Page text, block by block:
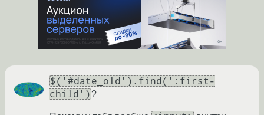
$('#date_old').find(':first-
child')?